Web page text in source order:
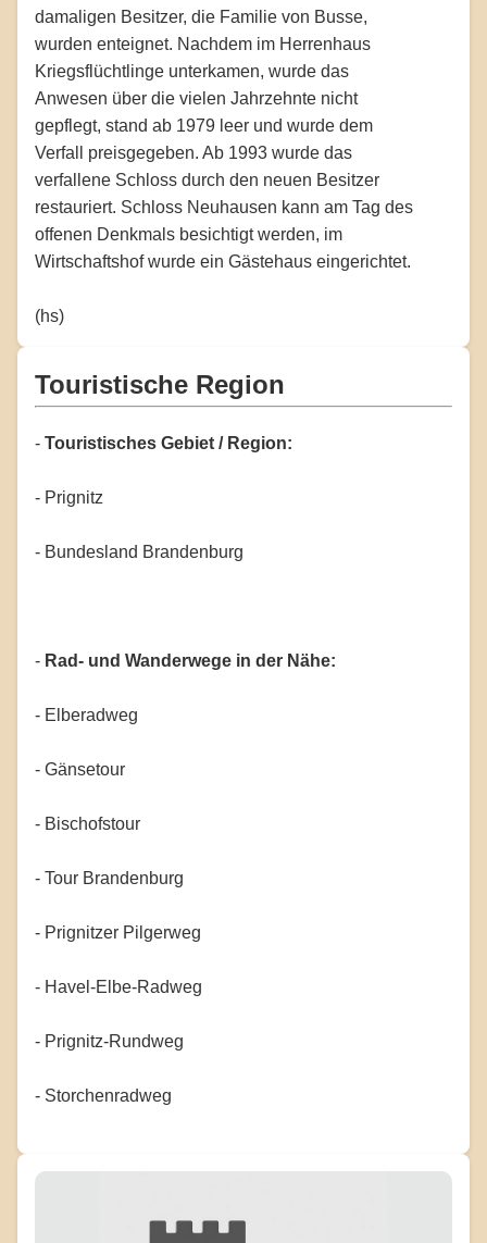
damaligen Besitzer, die Familie von Busse,
wurden enteignet. Nachdem im Herrenhaus
Kriegsflüchtlinge unterkamen, wurde das
Anwesen über die vielen Jahrzehnte nicht
gepflegt, stand ab 1979 leer und wurde dem
Verfall preisgegeben. Ab 1993 wurde das
verfallene Schloss durch den neuen Besitzer
restauriert. Schloss Neuhausen kann am Tag des
offenen Denkmals besichtigt werden, im
Wirtschaftshof wurde ein Gästehaus eingerichtet.
(hs)
Touristische Region
- Touristisches Gebiet / Region:
- Prignitz
- Bundesland Brandenburg
- Rad- und Wanderwege in der Nähe:
- Elberadweg
- Gänsetour
- Bischofstour
- Tour Brandenburg
- Prignitzer Pilgerweg
- Havel-Elbe-Radweg
- Prignitz-Rundweg
- Storchenradweg